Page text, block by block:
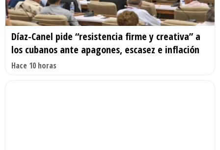
Díaz-Canel pide “resistencia firme y creativa” a
los cubanos ante apagones, escasez e inflación
Hace 10 horas